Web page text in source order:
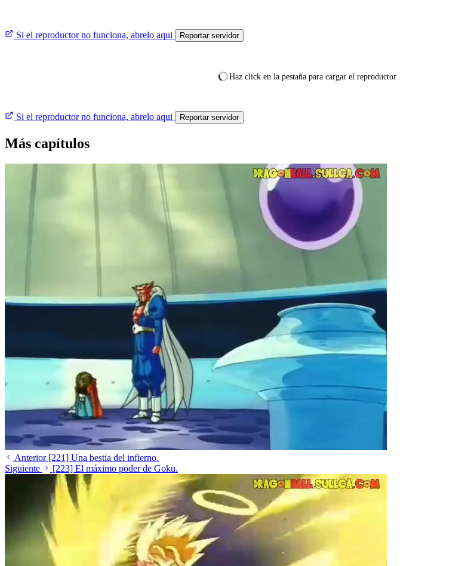
Si el reproductor no funciona, abrelo aqui Reportar servidor
Haz click en la pestaña para cargar el reproductor
Si el reproductor no funciona, abrelo aqui Reportar servidor
Más capítulos
Anterior [221] Una bestia del infierno.
Siguiente
[223] El máximo poder de Goku.